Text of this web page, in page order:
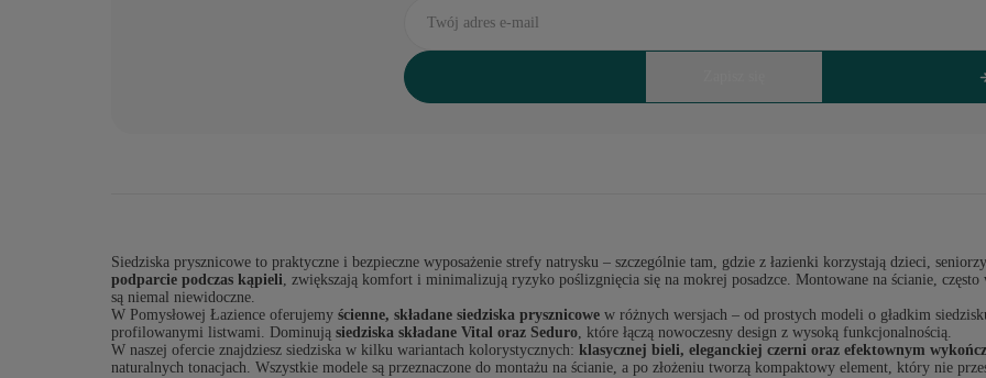
Siedziska prysznicowe to praktyczne i bezpieczne wyposażenie strefy natrysku – szczególnie tam, gdzie z łazienki korzystają dzieci,
podparcie podczas kąpieli, zwiększają komfort i minimalizują ryzyko poślizgnięcia się na mokrej posadzce. Montowane na ścianie, często
są niemal niewidoczne.
W Pomysłowej Łazience oferujemy ścienne, składane siedziska prysznicowew różnych wersjach – od prostych modeli o gładkim
profilowanymi listwami. Dominują siedziska składane Vital oraz Seduro, które łączą nowoczesny design z wysoką funkcjonalnością.
W naszej ofercie znajdziesz siedziska w kilku wariantach kolorystycznych: klasycznej bieli, eleganckiej czerni oraz efektownym
naturalnych tonacjach. Wszystkie modele są przeznaczone do montażu na ścianie, a po złożeniu tworzą kompaktowy element, który nie